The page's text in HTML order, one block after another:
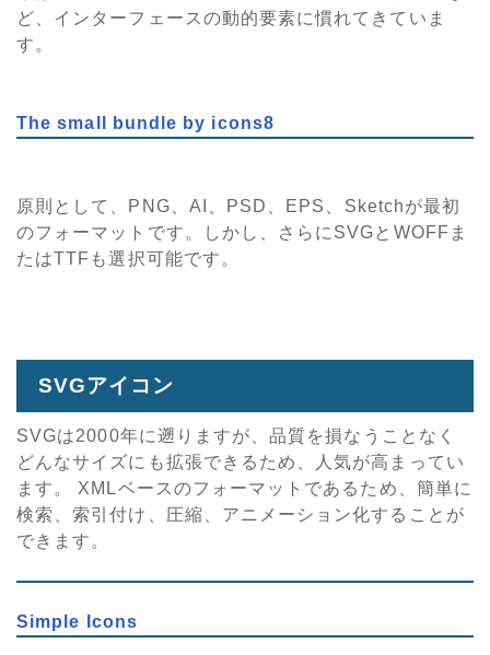
ど、インターフェースの動的要素に慣れてきていま
す。
The small bundle by icons8
原則として、PNG、AI、PSD、EPS、Sketchが最初
のフォーマットです。しかし、さらにSVGとWOFFま
たはTTFも選択可能です。
SVGアイコン
SVGは2000年に遡りますが、品質を損なうことなく
どんなサイズにも拡張できるため、人気が高まってい
ます。 XMLベースのフォーマットであるため、簡単に
検索、索引付け、圧縮、アニメーション化することが
できます。
Simple Icons